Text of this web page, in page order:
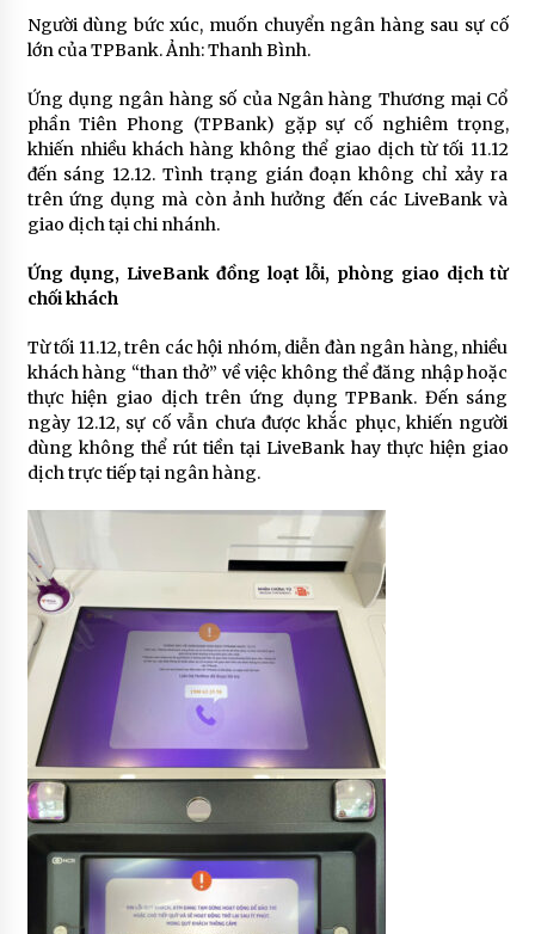
Người dùng bức xúc, muốn chuyển ngân hàng sau sự cố
lớn của TPBank. Ảnh: Thanh Bình.
Ứng dụng ngân hàng số của Ngân hàng Thương mại Cổ
phần Tiên Phong (TPBank) gặp sự cố nghiêm trọng,
khiến nhiều khách hàng không thể giao dịch từ tối 11.12
đến sáng 12.12. Tình trạng gián đoạn không chỉ xảy ra
trên ứng dụng mà còn ảnh hưởng đến các LiveBank và
giao dịch tại chi nhánh.
Ứng dụng, LiveBank đồng loạt lỗi, phòng giao dịch từ
chối khách
Từ tối 11.12, trên các hội nhóm, diễn đàn ngân hàng, nhiều
khách hàng “than thở” về việc không thể đăng nhập hoặc
thực hiện giao dịch trên ứng dụng TPBank. Đến sáng
ngày 12.12, sự cố vẫn chưa được khắc phục, khiến người
dùng không thể rút tiền tại LiveBank hay thực hiện giao
dịch trực tiếp tại ngân hàng.